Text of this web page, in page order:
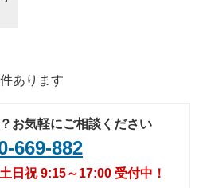
件あります
お気軽にご相談ください
669-882
日祝 9:15～17:00 受付中！